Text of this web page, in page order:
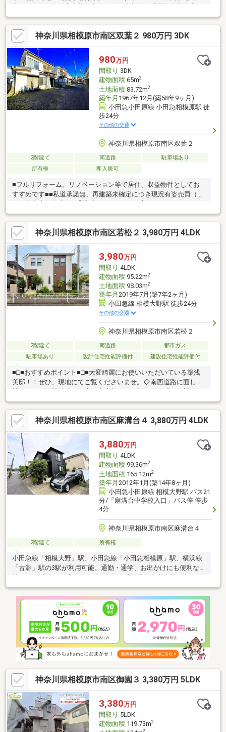
認定◇制震ダンパー（４本）有◆一部深基礎≪設備関係≫◆カッ
プボード・食洗機付キッチン◇モニター付インターホン◆オール
電化◇太陽光発電システム（蓄電池付）◆エコキュート設置◇宅
配ボックス付き◆ＬＤ部分はペットコーティング済◇１階電動シ
ャッター、２階手動シャッター◆浴室換気乾燥機付き
神奈川県相模原市南区双葉２ 980万円 3DK
980万円
間取り 3DK
建物面積65m2
土地面積83.72m2
築年月 1967年12月(築58年9ヶ月)
小田急小田原線 小田急相模原駅 徒
歩24分
その他の交通
神奈川県相模原市南区双葉２
2階建て 南道路
駐車場あり
所有権
即入居可
■フルリフォーム、リノベーション等で居住、収益物件としてお
すすめです■■私道承諾無、再建築未確定につき現況有姿売買（契
０６（通話料無料）・住所だけ知りたい、1件だけ見たいもOK・
現地集合現地解散、zoomでリモート見学もOK・Googleクチコミ
評価4.8の優良店・１都３県の不動産売却も得意な会社・しつこい
営業一切なしの安心店
神奈川県相模原市南区若松２ 3,980万円 4LDK
3,980万円
間取り 4LDK
建物面積95.22m2
土地面積98.03m2
築年月 2019年7月(築7年2ヶ月)
小田急線 相模大野駅 徒歩24分
その他の交通
神奈川県相模原市南区若松２
2階建て 南道路
都市ガス
駐車場あり
設計住宅性能評価付 建設住宅性能評価付
■□■おすすめポイント■□■大変綺麗にお使いいただいている築浅
美邸！！ぜひ、現地にてご覧くださいませ。◇南西道路に面し角
ッチン◇リビングが見渡せる安心の見通し良い設計◇ホッと一息
つける癒やしの和室◇窓付きで明るく清潔感のある快適な水回り
◇各居室に収納完備でお部屋をすっきり活用◎随時、ご相談お待
ちしております。◎フリーダイヤル『0120-430-499』までご連絡
下さい。スタッフ一同、お客様からのお問合せを心よりお待ちし
ております。
神奈川県相模原市南区麻溝台４ 3,880万円 4LDK
3,880万円
間取り 4LDK
建物面積99.36m2
土地面積165.12m2
築年月 2012年1月(築14年8ヶ月)
小田急小田原線 相模大野駅 バス21
分/「麻溝台中学校入口」バス停 停歩
4分
神奈川県相模原市南区麻溝台４
2階建て 所有権
小田急線「相模大野」駅、小田急線「小田急相模原」駅、横浜線
「古淵」駅の3駅が利用可能。通勤・通学、お出かけにも便利な立
規模な公園が立地し、子育て世代にもおすすめ。LDKはご家族が
集う広々とした空間。それぞれのプライベートも尊重できる4LDK
の間取りは、テレワークスペースとしても活用できます。
神奈川県相模原市南区御園３ 3,380万円 5LDK
3,380万円
間取り 5LDK
建物面積119.73m2